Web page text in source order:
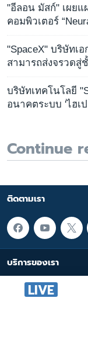
LIVE
"อีลอน มัสก์" เผย
คอมพิวเตอร์
"SpaceX" บริษัทเ
สามารถส่งจรวดสู่
บริษัทเทคโนโลยี
อนาคตระบบ 'ไฮเป
Continue
ติดตามเรา
บริการของเรา
มัลติมีเดีย